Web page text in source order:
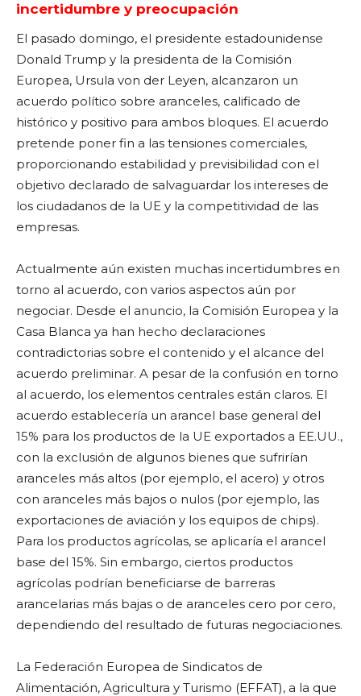
incertidumbre y preocupación
El pasado domingo, el presidente estadounidense
Donald Trump y la presidenta de la Comisión
Europea, Ursula von der Leyen, alcanzaron un
acuerdo político sobre aranceles, calificado de
histórico y positivo para ambos bloques. El acuerdo
pretende poner fin a las tensiones comerciales,
proporcionando estabilidad y previsibilidad con el
objetivo declarado de salvaguardar los intereses de
los ciudadanos de la UE y la competitividad de las
empresas.
Actualmente aún existen muchas incertidumbres en
torno al acuerdo, con varios aspectos aún por
negociar. Desde el anuncio, la Comisión Europea y la
Casa Blanca ya han hecho declaraciones
contradictorias sobre el contenido y el alcance del
acuerdo preliminar. A pesar de la confusión en torno
al acuerdo, los elementos centrales están claros. El
acuerdo establecería un arancel base general del
15% para los productos de la UE exportados a EE.UU.,
con la exclusión de algunos bienes que sufrirían
aranceles más altos (por ejemplo, el acero) y otros
con aranceles más bajos o nulos (por ejemplo, las
exportaciones de aviación y los equipos de chips).
Para los productos agrícolas, se aplicaría el arancel
base del 15%. Sin embargo, ciertos productos
agrícolas podrían beneficiarse de barreras
arancelarias más bajas o de aranceles cero por cero,
dependiendo del resultado de futuras negociaciones.
La Federación Europea de Sindicatos de
Alimentación, Agricultura y Turismo (EFFAT), a la que